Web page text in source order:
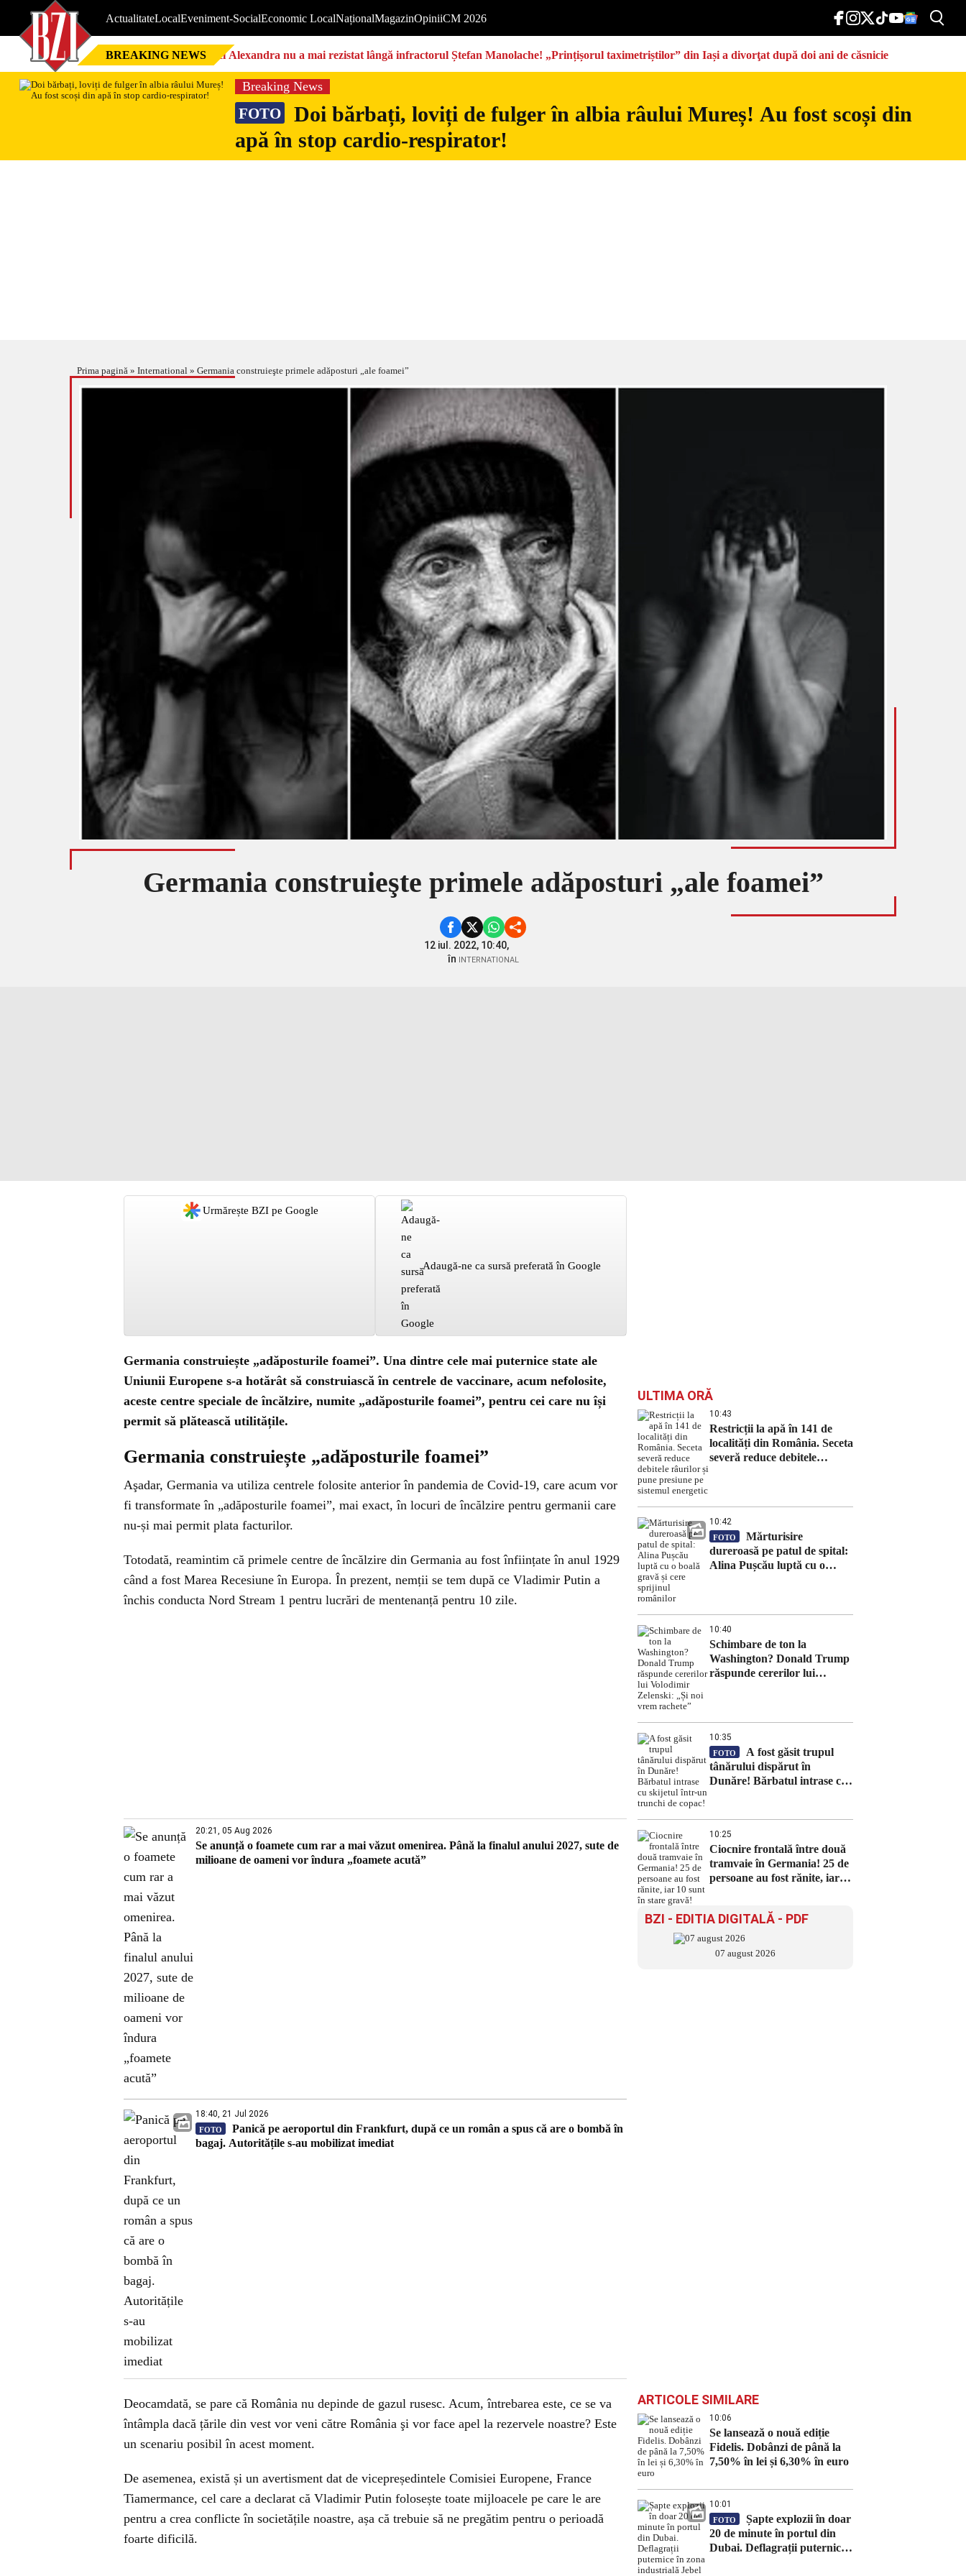
ActualitateLocalEveniment-SocialEconomic LocalNaționalMagazinOpiniiCM 2026
BREAKING NEWS Nici Alexandra nu a mai rezistat lângă infractorul Ștefan Manolache! „Prințișorul taximetriștilor” din Iași a divorţat după doi ani de căsnicie
Breaking News
FOTO
Doi bărbați, loviți de fulger în albia râului Mureș! Au fost scoși din
apă în stop cardio-respirator!
Prima pagină » International » Germania construieşte primele adăposturi „ale foamei”
Germania construieşte primele adăposturi „ale foamei”
12 iul. 2022, 10:40,
în
INTERNATIONAL
Urmărește BZI pe Google
Adaugă-ne ca sursă preferată în Google
Germania construiește „adăposturile foamei”. Una dintre cele mai puternice state ale
Uniunii Europene s-a hotărât să construiască în centrele de vaccinare, acum nefolosite,
aceste centre speciale de încălzire, numite „adăposturile foamei”, pentru cei care nu își
permit să plătească utilitățile.
Germania construiește „adăposturile foamei”
Aşadar, Germania va utiliza centrele folosite anterior în pandemia de Covid-19, care acum vor
fi transformate în „adăposturile foamei”, mai exact, în locuri de încălzire pentru germanii care
nu-și mai permit plata facturilor.
Totodată, reamintim că primele centre de încălzire din Germania au fost înființate în anul 1929
când a fost Marea Recesiune în Europa. În prezent, nemții se tem după ce Vladimir Putin a
închis conducta Nord Stream 1 pentru lucrări de mentenanță pentru 10 zile.
20:21, 05 Aug 2026
Se anunță o foamete cum rar a mai văzut omenirea. Până la finalul anului 2027, sute de
milioane de oameni vor îndura „foamete acută”
18:40, 21 Jul 2026
FOTO
Panică pe aeroportul din Frankfurt, după ce un român a spus că are o bombă în
bagaj. Autoritățile s-au mobilizat imediat
Deocamdată, se pare că România nu depinde de gazul rusesc. Acum, întrebarea este, ce se va
întâmpla dacă țările din vest vor veni către România şi vor face apel la rezervele noastre? Este
un scenariu posibil în acest moment.
De asemenea, există și un avertisment dat de vicepreședintele Comisiei Europene, France
Tiamermance, cel care a declarat că Vladimir Putin folosește toate mijloacele pe care le are
pentru a crea conflicte în societățile noastre, așa că trebuie să ne pregătim pentru o perioadă
foarte dificilă.
ULTIMA ORĂ
10:43
Restricții la apă în 141 de
localități din România. Seceta
severă reduce debitele
10:42
FOTO
Mărturisire
dureroasă pe patul de spital:
Alina Pușcău luptă cu o
10:40
Schimbare de ton la
Washington? Donald Trump
răspunde cererilor lui
10:35
FOTO
A fost găsit trupul
tânărului dispărut în
Dunăre! Bărbatul intrase cu
10:25
Ciocnire frontală între două
tramvaie în Germania! 25 de
persoane au fost rănite, iar
BZI - EDITIA DIGITALĂ - PDF
07 august 2026
ARTICOLE SIMILARE
10:06
Se lansează o nouă ediție
Fidelis. Dobânzi de până la
7,50% în lei și 6,30% în euro
10:01
FOTO
Șapte explozii în doar
20 de minute în portul din
Dubai. Deflagrații puternice